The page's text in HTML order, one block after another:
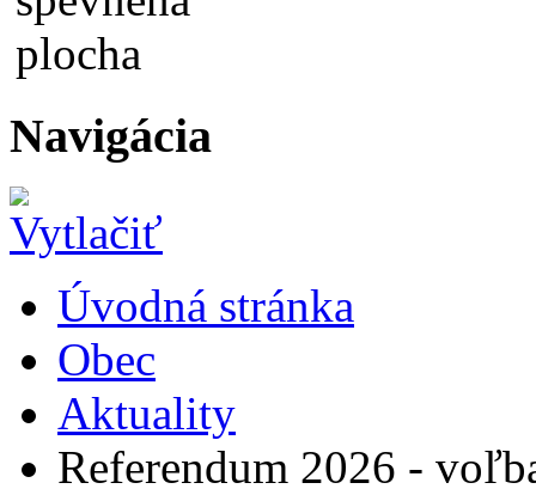
Navigácia
Úvodná stránka
Obec
Aktuality
Referendum 2026 -